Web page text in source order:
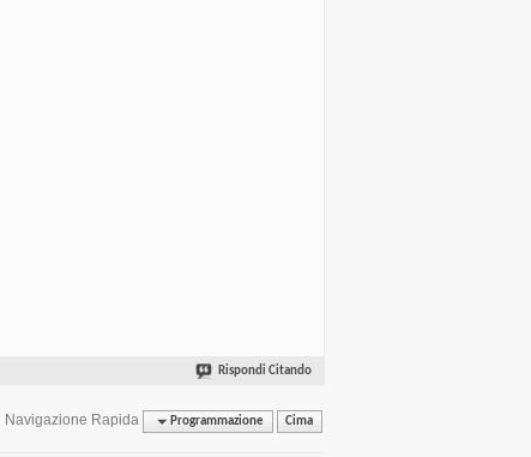
Rispondi Citando
Navigazione Rapida Programmazione Cima